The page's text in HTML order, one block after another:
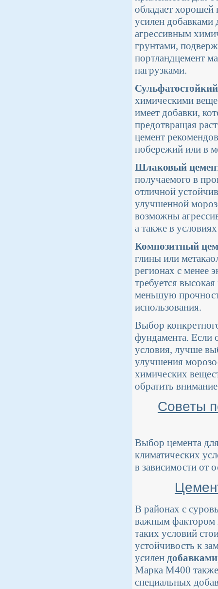
обладает
усилен добавками
агрессивным
грунтами,
портландцемент
нагрузками.
химическими
имеет добавки,
предотвращая
цемент
побережий или в
Шлаковый
получаемого в
отличной
улучшенной
возможны
а также в
Композитный
глины или
регионах с менее
требуется
меньшую
использования.
Выбор
фундамента. Если
условия, лучше
улучшения
химических
обратить
Советы
Выбор цемента
климатических
в зависимости от
В районах с
важным фактором
таких условий
устойчивость к
усилен добавками
Марка М400 также
специальных